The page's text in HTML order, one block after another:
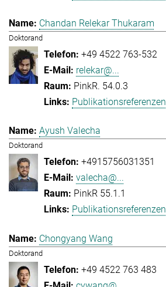
Chandan Relekar Thukaram
Doktorand
+49 4522 763-532
relekar@...
PinkR. 54.0.3
Publikationsreferenzen
Ayush Valecha
Doktorand
+4915756031351
valecha@...
PinkR 55.1.1
Publikationsreferenzen
Chongyang Wang
Doktorand
+49 4522 763 483